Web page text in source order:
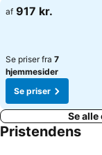
Se priser
af 917 kr.
Se priser fra 7
hjemmesider
Se priser
Se
Pristendens